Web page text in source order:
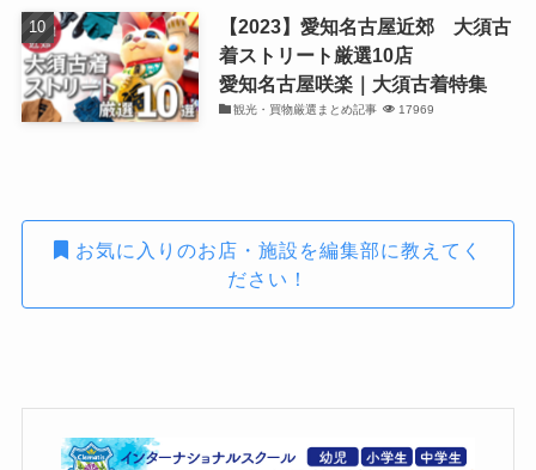
【2023】愛知名古屋近郊 大須古
着ストリート厳選10店
愛知名古屋咲楽｜大須古着特集
観光・買物厳選まとめ記事 17969
お気に入りのお店・施設を編集部に教えてく
ださい！